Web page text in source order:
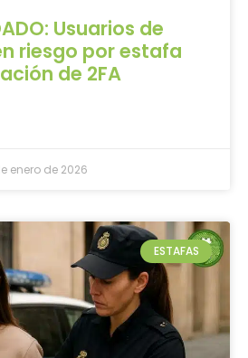
Usuarios de
riesgo por estafa
de 2FA
enero de 2026
ESTAFAS